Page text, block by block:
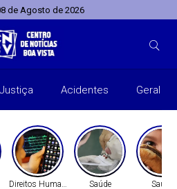
de Agosto de 2026
Justiça Acidentes Geral
Direitos Humanos Saúde Saúde